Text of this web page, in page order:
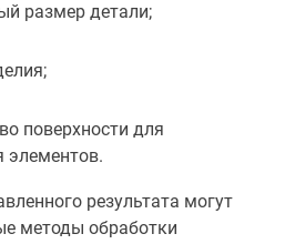
размер детали;
поверхности для
элементов.
результата могут
методы обработки